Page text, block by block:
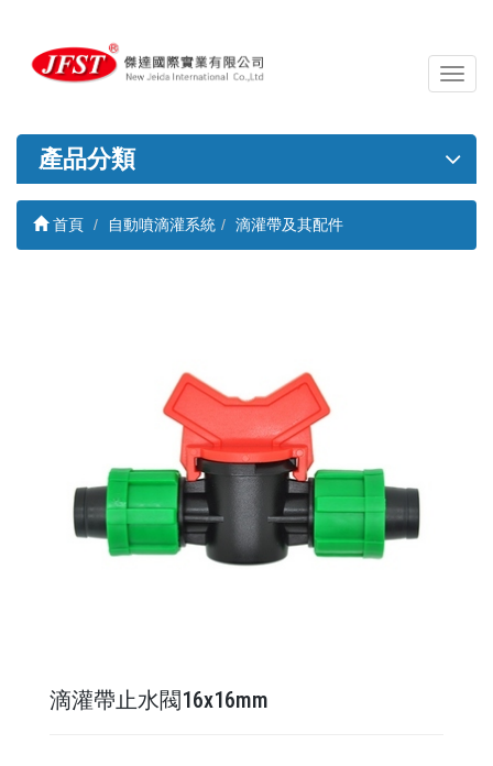
導
覽
關
產品分類
首頁 自動噴滴灌系統 滴灌帶及其配件
滴灌帶止水閥16x16mm